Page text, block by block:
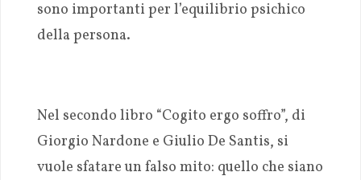
sono importanti per l’equilibrio psichico
della persona.
Nel secondo libro “Cogito ergo soffro”, di
Giorgio Nardone e Giulio De Santis, si
vuole sfatare un falso mito: quello che siano